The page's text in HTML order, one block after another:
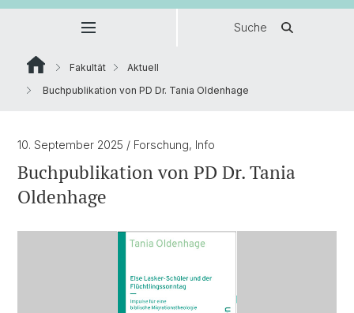
Suche
Fakultät
Aktuell
Buchpublikation von PD Dr. Tania Oldenhage
10. September 2025 / Forschung, Info
Buchpublikation von PD Dr. Tania
Oldenhage